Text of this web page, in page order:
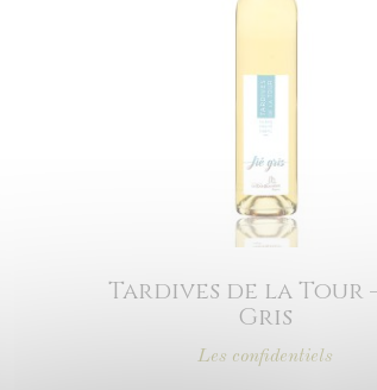
Tardives de la Tour
Gris
Les confidentiels